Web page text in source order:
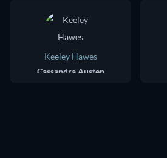
Keeley Hawes
Cassandra Austen